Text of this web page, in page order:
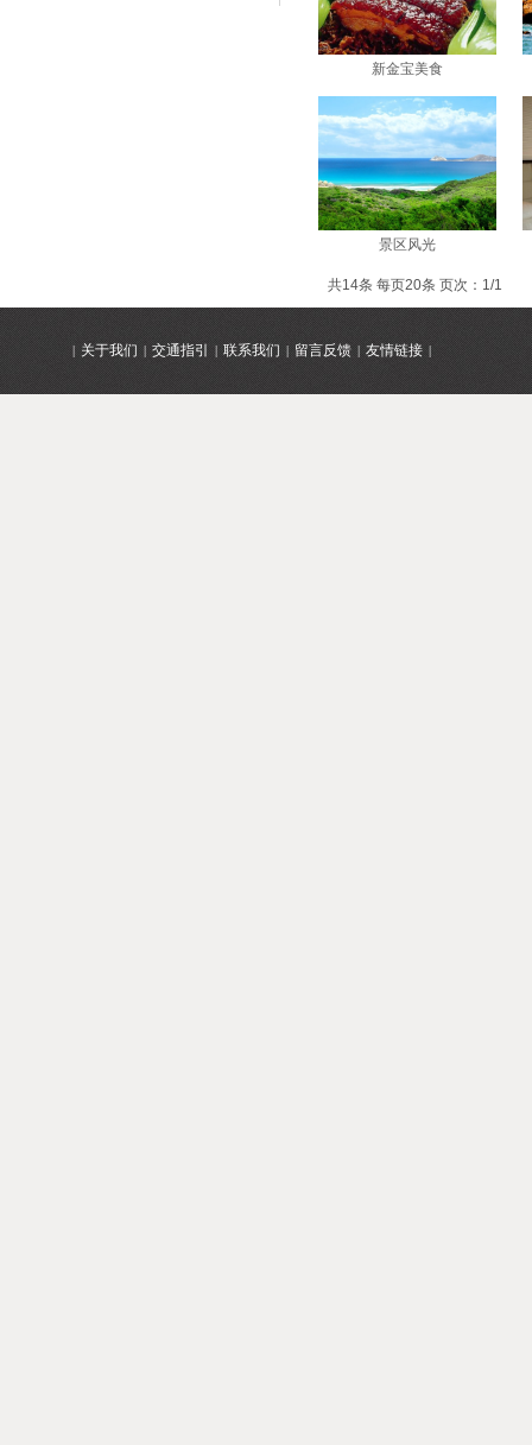
新金宝美食
景区风光
共14条 每页20条 页次：1/1
| 关于我们 | 交通指引 | 联系我们 | 留言反馈 | 友情链接 |